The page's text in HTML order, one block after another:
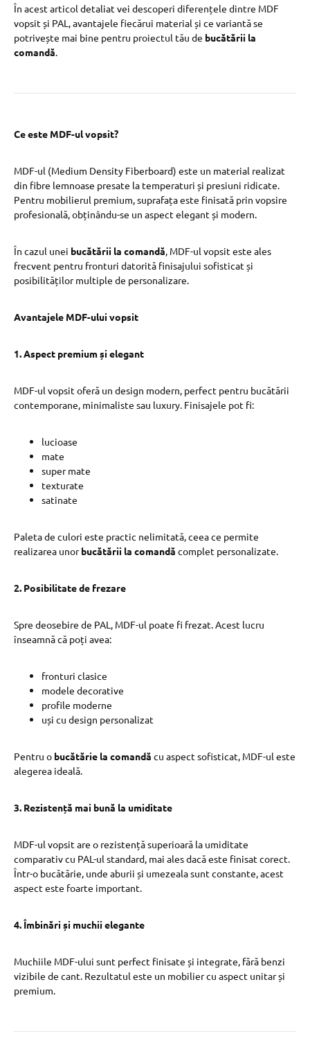
În acest articol detaliat vei descoperi diferențele dintre MDF
vopsit și PAL, avantajele fiecărui material și ce variantă se
potrivește mai bine pentru proiectul tău de bucătării la
comandă.
Ce este MDF-ul vopsit?
MDF-ul (Medium Density Fiberboard) este un material realizat
din fibre lemnoase presate la temperaturi și presiuni ridicate.
Pentru mobilierul premium, suprafața este finisată prin vopsire
profesională, obținându-se un aspect elegant și modern.
În cazul unei bucătării la comandă, MDF-ul vopsit este ales
frecvent pentru fronturi datorită finisajului sofisticat și
posibilităților multiple de personalizare.
Avantajele MDF-ului vopsit
1. Aspect premium și elegant
MDF-ul vopsit oferă un design modern, perfect pentru bucătării
contemporane, minimaliste sau luxury. Finisajele pot fi:
lucioase
mate
super mate
texturate
satinate
Paleta de culori este practic nelimitată, ceea ce permite
realizarea unorbucătării la comandă complet personalizate.
2. Posibilitate de frezare
Spre deosebire de PAL, MDF-ul poate fi frezat. Acest lucru
înseamnă că poți avea:
fronturi clasice
modele decorative
profile moderne
uși cu design personalizat
Pentru o bucătărie la comandă cu aspect sofisticat, MDF-ul este
alegerea ideală.
3. Rezistență mai bună la umiditate
MDF-ul vopsit are o rezistență superioară la umiditate
comparativ cu PAL-ul standard, mai ales dacă este finisat corect.
Într-o bucătărie, unde aburii și umezeala sunt constante, acest
aspect este foarte important.
4. Îmbinări și muchii elegante
Muchiile MDF-ului sunt perfect finisate și integrate, fără benzi
vizibile de cant. Rezultatul este un mobilier cu aspect unitar și
premium.